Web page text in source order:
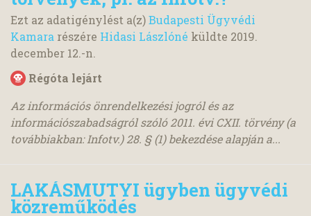
Ezt az adatigénylést a(z)Budapesti Ügyvédi
Kamara részére Hidasi Lászlóné küldte 2019.
december 12.-n.
Régóta lejárt
Az információs önrendelkezési jogról és az
információszabadságról szóló 2011. évi CXII. törvény (a
továbbiakban: Infotv.) 28. § (1) bekezdése alapján a...
LAKÁSMUTYI ügyben ügyvédi
közreműködés